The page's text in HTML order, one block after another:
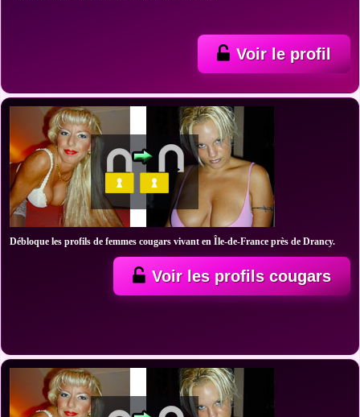
Voir le profil
Débloque les profils de femmes cougars vivant en Île-de-France près de Drancy.
Voir les profils cougars